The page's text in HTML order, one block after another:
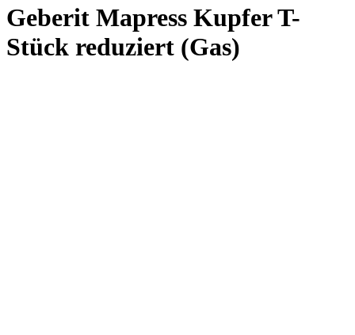
Geberit Mapress Kupfer T-
Stück reduziert (Gas)